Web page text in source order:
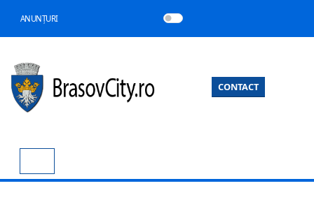
ANUNȚURI
CONTACT